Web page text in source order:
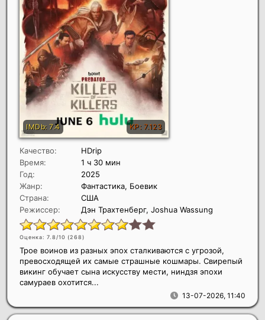
Качество:
HDrip
Время:
1 ч 30 мин
Год:
2025
Жанр:
Фантастика, Боевик
Страна:
США
Режиссер:
Дэн Трахтенберг, Joshua Wassung
Оценка: 7.8/10 (268)
13-07-2026, 11:40
Трое воинов из разных эпох сталкиваются с угрозой,
превосходящей их самые страшные кошмары. Свирепый
викинг обучает сына искусству мести, ниндзя эпохи
самураев охотится...